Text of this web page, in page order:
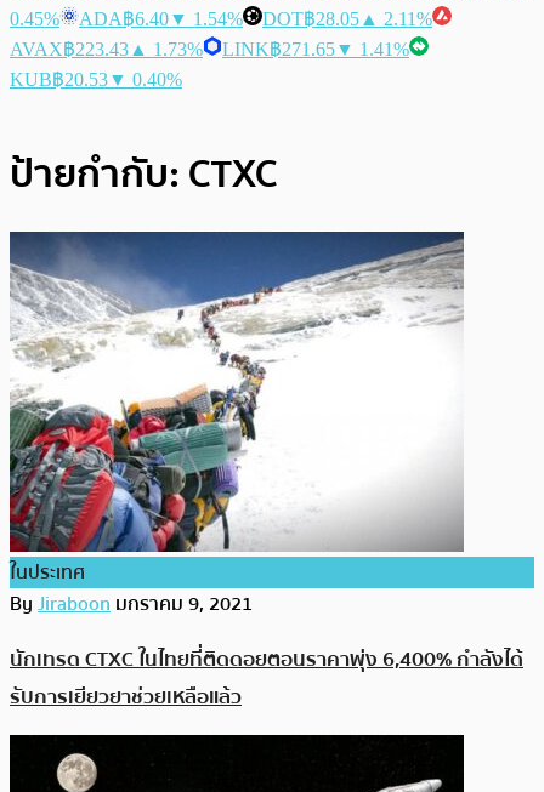
0.45%
ADA฿6.40▼ 1.54% DOT฿28.05 ▲ 2.11%
AVAX฿223.43 ▲ 1.73% LINK฿271.65▼ 1.41%
KUB฿20.53▼ 0.40%
ป้ายกำกับ: CTXC
ในประเทศ
ByJiraboonมกราคม 9, 2021
นักเทรด CTXC ในไทยที่ติดดอยตอนราคาพุ่ง 6,400% กำลังได้
รับการเยียวยาช่วยเหลือแล้ว